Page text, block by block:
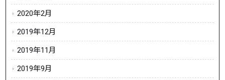
2020年2月
2019年12月
2019年11月
2019年9月